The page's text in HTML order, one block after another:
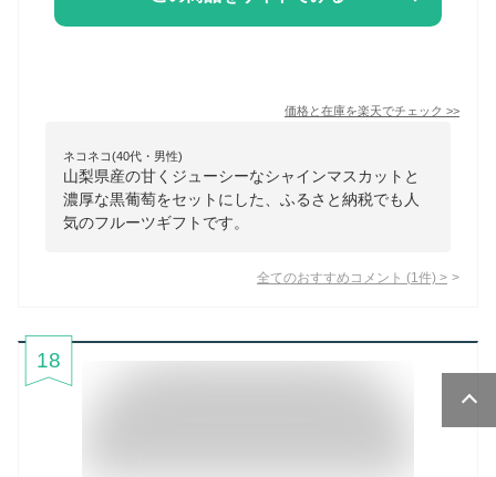
価格と在庫を楽天でチェック >>
ネコネコ(40代・男性)
山梨県産の甘くジューシーなシャインマスカットと
濃厚な黒葡萄をセットにした、ふるさと納税でも人
気のフルーツギフトです。
全てのおすすめコメント (1 件) >
18